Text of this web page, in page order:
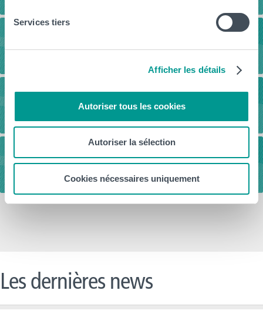
Services tiers
Afficher les détails
Autoriser tous les cookies
Autoriser la sélection
Cookies nécessaires uniquement
Journée Portes Ouvertes
Vidéos
Visites guidées
Les dernières news